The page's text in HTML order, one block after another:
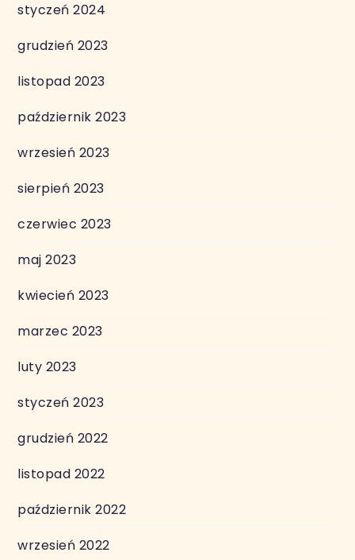
styczeń 2024
grudzień 2023
listopad 2023
październik 2023
wrzesień 2023
sierpień 2023
czerwiec 2023
maj 2023
kwiecień 2023
marzec 2023
luty 2023
styczeń 2023
grudzień 2022
listopad 2022
październik 2022
wrzesień 2022